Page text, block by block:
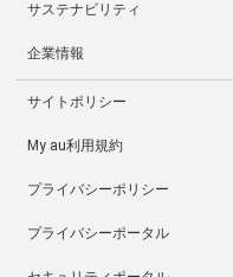
サステナビリティ
企業情報
サイトポリシー
My au利用規約
プライバシーポリシー
プライバシーポータル